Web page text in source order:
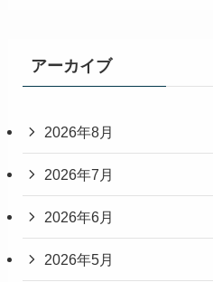
アーカイブ
2026年8月
2026年7月
2026年6月
2026年5月